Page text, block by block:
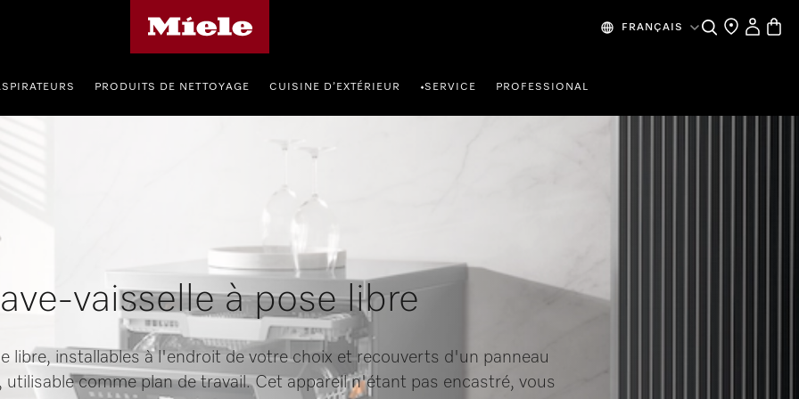
FRANÇAIS SearchFind a store
My Basket
PRODUITS DE NETTOYAGE CUISINE D’EXTÉRIEUR •SERVICE PROFESSIONAL
vaisselle à pose libre
libre, installables à l'endroit de votre choix et recouverts d'un panneau
utilisable comme plan de travail. Cet appareil n'étant pas encastré, vous